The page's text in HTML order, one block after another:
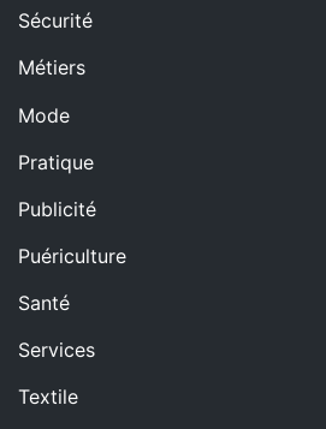
Sécurité
Métiers
Mode
Pratique
Publicité
Puériculture
Santé
Services
Textile